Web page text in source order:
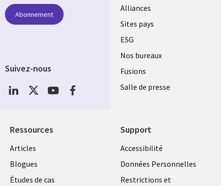
Alliances
Sites pays
ESG
Nos bureaux
Fusions
Salle de presse
Ressources
Articles
Blogues
Études de cas
Support
Accessibilité
Données Personnelles
Restrictions et
Abonnement
Suivez-nous
Social
Media